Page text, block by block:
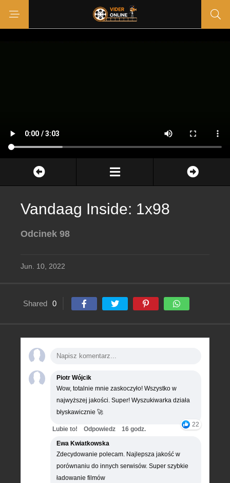
Vandaag Inside: 1x98
Odcinek 98
Jun. 10, 2022
Shared 0
Piotr Wójcik
Wow, totalnie mnie zaskoczyło! Wszystko w
najwyższej jakości. Super! Wyszukiwarka działa
błyskawicznie 🚀
22
Lubie to! Odpowiedz
16 godz.
Ewa Kwiatkowska
Zdecydowanie polecam. Najlepsza jakość w
porównaniu do innych serwisów. Super szybkie
ładowanie filmów